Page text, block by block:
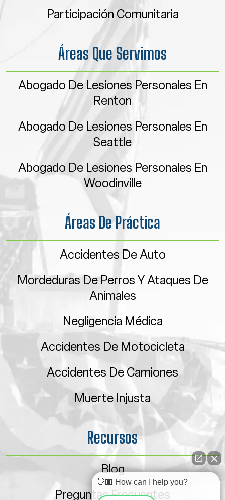
Participación Comunitaria
Áreas Que Servimos
Abogado De Lesiones Personales En
Renton
Abogado De Lesiones Personales En
Seattle
Abogado De Lesiones Personales En
Woodinville
Áreas De Práctica
Accidentes De Auto
Mordeduras De Perros Y Ataques De
Animales
Negligencia Médica
Accidentes De Motocicleta
Accidentes De Camiones
Muerte Injusta
Recursos
Blog
Preguntas Frecuentes
👋🏼 How can I help you?